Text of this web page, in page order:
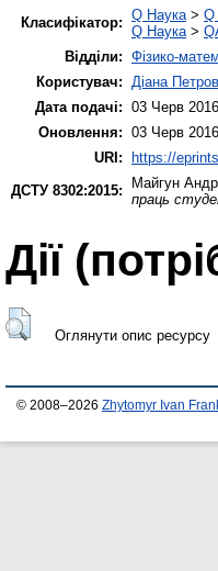
Класифікатор: Q Наука> Q
Q Наука>
Відділи: Фізико-
Користувач: Діана
Дата подачі: 03 Черв
Оновлення: 03 Черв
URI:
https://
ДСТУ 8302:2015:
Майгун
праць
Дії
Оглянути опис ресурсу
© 2008–2026 Zhytomyr Ivan